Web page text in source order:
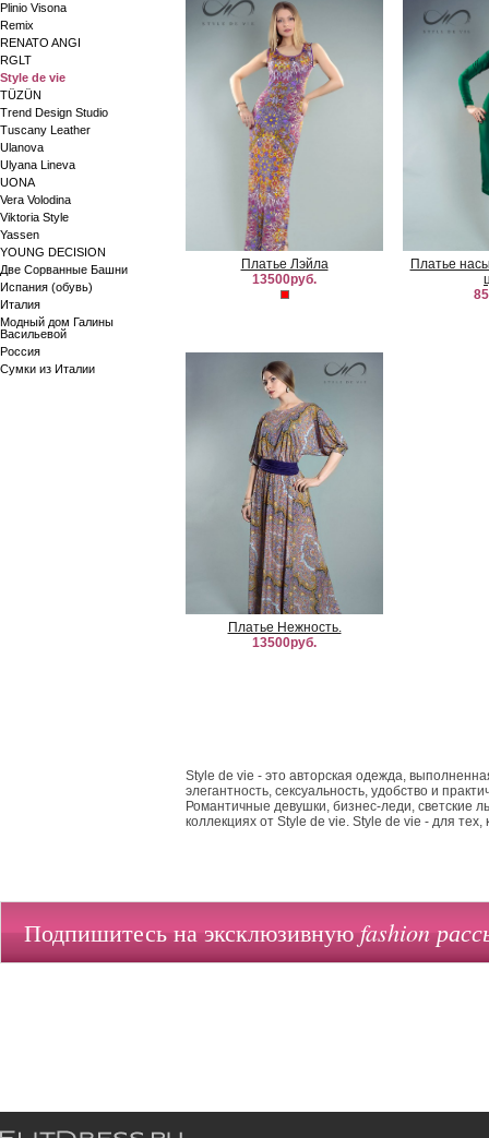
Plinio Visona
Remix
RENATO ANGI
RGLT
Style de vie
TÜZÜN
Trend Design Studio
Tuscany Leather
Ulanova
Ulyana Lineva
UONA
Vera Volodina
Viktoria Style
Yassen
YOUNG DECISION
Две Сорванные Башни
Испания (обувь)
Италия
Модный дом Галины
Васильевой
Россия
Сумки из Италии
Платье Лэйла
13500руб.
Платье
Платье Нежность.
13500руб.
Style de vie - это авторская одежда,
элегантность, сексуальность, удобство и
Романтичные девушки, бизнес-леди, светские
коллекциях от Style de vie. Style de vie - для
Подпишитесь на эксклюзивнуюfashion